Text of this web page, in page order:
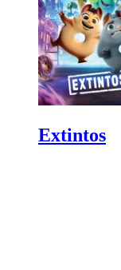
Extintos